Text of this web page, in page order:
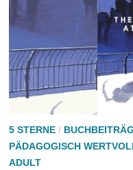
5 STERNE/
PÄDAGOGISCH
ADULT